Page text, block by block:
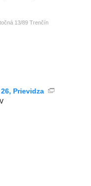
13/89 Trenčín
Prievidza